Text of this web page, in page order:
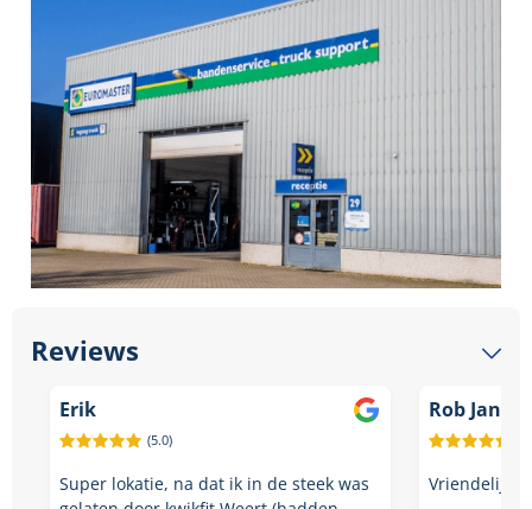
Reviews
Erik
(5.0)
Super lokatie, na dat ik in de steek was
Rob
Vriendelijk,